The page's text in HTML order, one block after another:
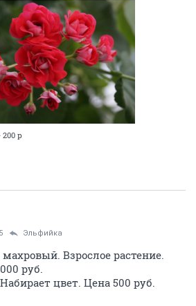
200 р
Эльфийка
Взрослое растение.
руб.
цвет. Цена 500 руб.